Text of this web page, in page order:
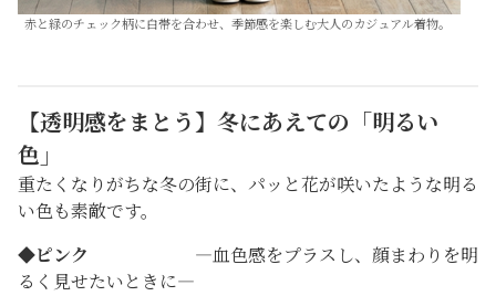
赤と緑のチェック柄に白帯を合わせ、季節感を楽しむ大人のカジュアル着物。
【透明感をまとう】冬にあえての「明るい
色」
重たくなりがちな冬の街に、パッと花が咲いたような明る
い色も素敵です。
◆ピンク ―血色感をプラスし、顔まわりを明
るく見せたいときに―